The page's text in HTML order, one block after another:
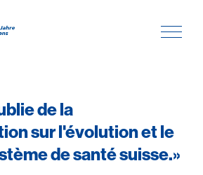
de la
sur l'évolution et le
de santé suisse.»